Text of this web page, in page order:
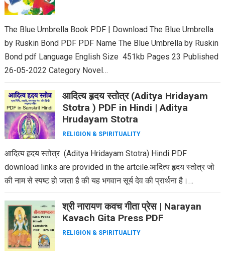
The Blue Umbrella Book PDF | Download The Blue Umbrella
by Ruskin Bond PDF PDF Name The Blue Umbrella by Ruskin
Bond pdf Language English Size 451kb Pages 23 Published
26-05-2022 Category Novel…
आदित्य हृदय स्तोत्र (Aditya Hridayam
Stotra ) PDF in Hindi | Aditya
Hrudayam Stotra
RELIGION & SPIRITUALITY
आदित्य हृदय स्तोत्र (Aditya Hridayam Stotra) Hindi PDF
download links are provided in the artcile.आदित्य हृदय स्तोत्र जो
की नाम से स्पष्ट हो जाता है की यह भगवान सूर्य देव की प्रार्थना है।…
श्री नारायण कवच गीता प्रेस | Narayan
Kavach Gita Press PDF
RELIGION & SPIRITUALITY